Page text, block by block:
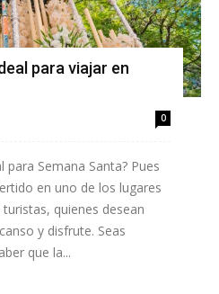
para viajar en
0
para Semana Santa? Pues
en uno de los lugares
quienes desean
y disfrute. Seas
que la...